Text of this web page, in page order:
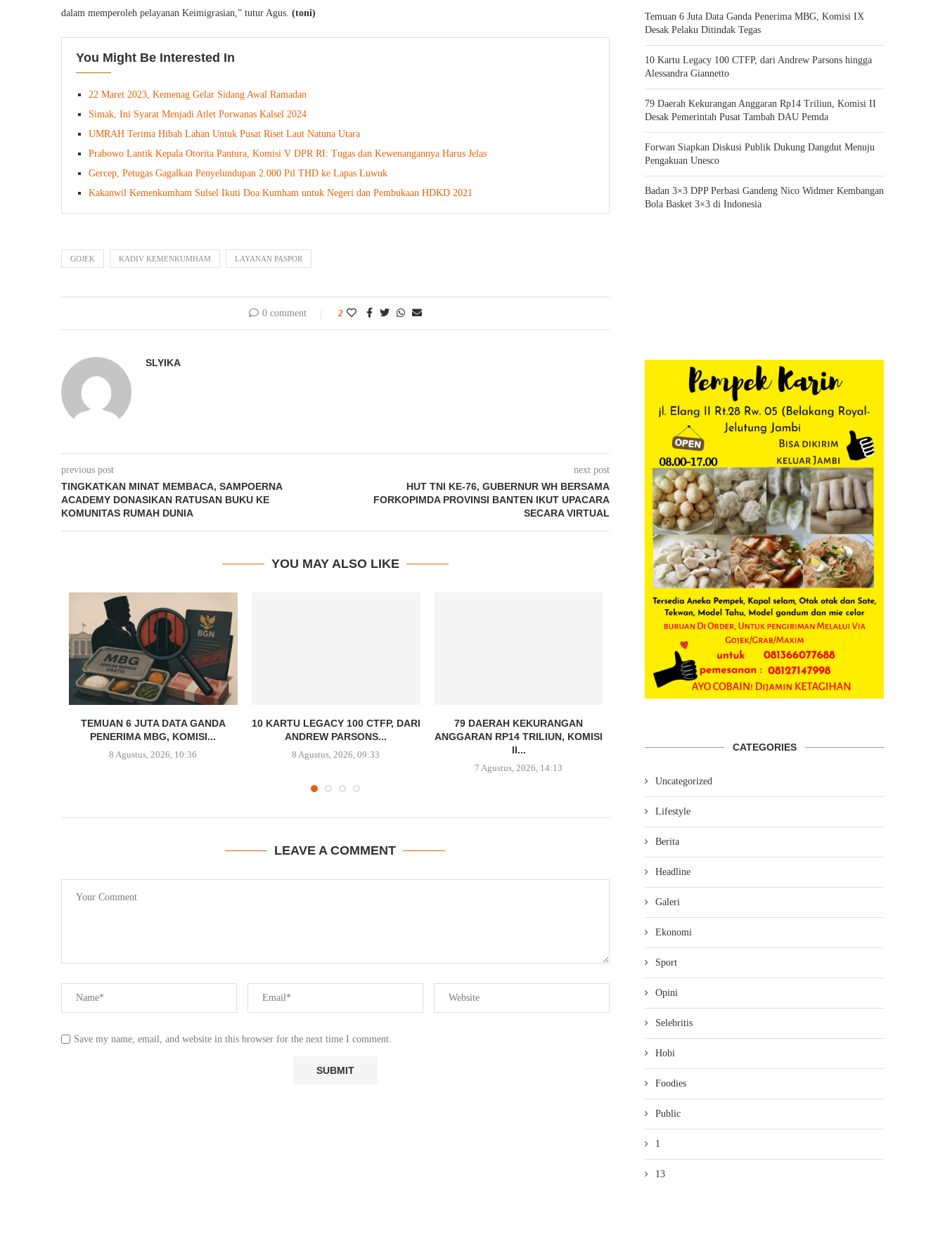
dalam memperoleh pelayanan Keimigrasian,” tutur Agus. (toni)
You Might Be Interested In
22 Maret 2023, Kemenag Gelar Sidang Awal Ramadan
Simak, Ini Syarat Menjadi Atlet Porwanas Kalsel 2024
UMRAH Terima Hibah Lahan Untuk Pusat Riset Laut Natuna Utara
Prabowo Lantik Kepala Otorita Pantura, Komisi V DPR RI: Tugas dan Kewenangannya Harus Jelas
Gercep, Petugas Gagalkan Penyelundupan 2.000 Pil THD ke Lapas Luwuk
Kakanwil Kemenkumham Sulsel Ikuti Doa Kumham untuk Negeri dan Pembukaan HDKD 2021
GOJEK KADIV KEMENKUMHAM LAYANAN PASPOR
0 comment 2
SLYIKA
previous post
TINGKATKAN MINAT MEMBACA, SAMPOERNA
ACADEMY DONASIKAN RATUSAN BUKU KE
KOMUNITAS RUMAH DUNIA
next post
HUT TNI KE-76, GUBERNUR WH BERSAMA
FORKOPIMDA PROVINSI BANTEN IKUT UPACARA
SECARA VIRTUAL
YOU MAY ALSO LIKE
TEMUAN 6 JUTA DATA GANDA
PENERIMA MBG, KOMISI...
8 Agustus, 2026, 10:36
10 KARTU LEGACY 100 CTFP, DARI
ANDREW PARSONS...
8 Agustus, 2026, 09:33
79 DAERAH KEKURANGAN
ANGGARAN RP14 TRILIUN, KOMISI
II...
7 Agustus, 2026, 14:13
MENUJU PENGAKUAN...
KEMBANGAN...
LEAVE A COMMENT
Save my name, email, and website in this browser for the next time I comment.
Temuan 6 Juta Data Ganda Penerima MBG, Komisi IX
Desak Pelaku Ditindak Tegas
10 Kartu Legacy 100 CTFP, dari Andrew Parsons hingga
Alessandra Giannetto
79 Daerah Kekurangan Anggaran Rp14 Triliun, Komisi II
Desak Pemerintah Pusat Tambah DAU Pemda
Forwan Siapkan Diskusi Publik Dukung Dangdut Menuju
Pengakuan Unesco
Badan 3×3 DPP Perbasi Gandeng Nico Widmer Kembangan
Bola Basket 3×3 di Indonesia
CATEGORIES
Uncategorized
Lifestyle
Berita
Headline
Galeri
Ekonomi
Sport
Opini
Selebritis
Hobi
Foodies
Public
1
13